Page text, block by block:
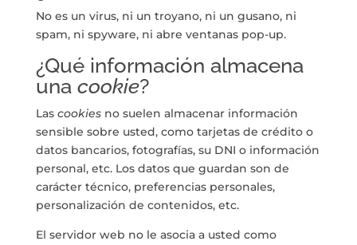
No es un virus, ni un troyano, ni un gusano, ni
spam, ni spyware, ni abre ventanas pop-up.
¿Qué información almacena
una cookie?
Las cookiesno suelen almacenar información
sensible sobre usted, como tarjetas de crédito o
datos bancarios, fotografías, su DNI o información
personal, etc. Los datos que guardan son de
carácter técnico, preferencias personales,
personalización de contenidos, etc.
El servidor web no le asocia a usted como